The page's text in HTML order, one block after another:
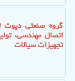
گروه صنعتی دپوت
اتصال مهندسی،
تجهیزات سیالات